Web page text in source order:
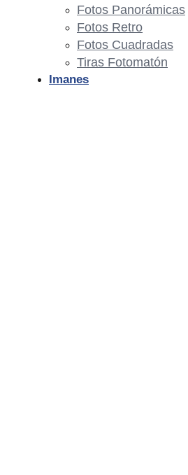
Fotos Panorámicas
Fotos Retro
Fotos Cuadradas
Tiras Fotomatón
Imanes